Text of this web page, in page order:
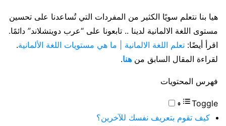
هيا بنا نتعلم سويًا الكثير من المفردات التي تُساعدنا على تحسين
مستوى اللغة الالمانية لدينا .. تابعونا على “عرب دويتشلاند” دائمًا.
اقرأ أيضًا: تعلم اللغة الالمانية | ما هي مستويات اللغة الألمانية.
لقراءة المقال السابق من هنا.
فهرس المحتويات
Toggle
كيف تقوم بتعريف نفسك للآخرين؟